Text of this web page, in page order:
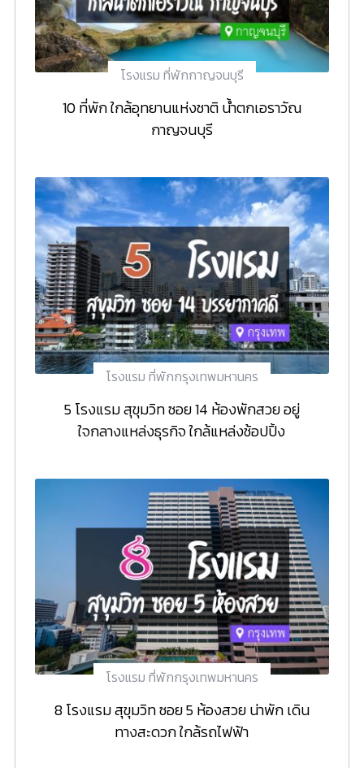
โรงแรม ที่พักกาญจนบุรี
10 ที่พัก ใกล้อุทยานแห่งชาติ น้ำตกเอราวัณ
กาญจนบุรี
โรงแรม ที่พักกรุงเทพมหานคร
5 โรงแรม สุขุมวิท ซอย 14 ห้องพักสวย อยู่
ใจกลางแหล่งธุรกิจ ใกล้แหล่งช้อปปิ้ง
โรงแรม ที่พักกรุงเทพมหานคร
8 โรงแรม สุขุมวิท ซอย 5 ห้องสวย น่าพัก เดิน
ทางสะดวก ใกล้รถไฟฟ้า